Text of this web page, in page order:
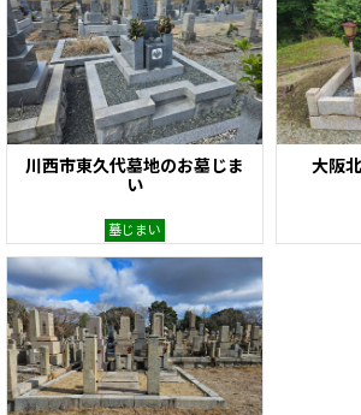
川西市東久代墓地のお墓じま
い
墓じまい
大阪